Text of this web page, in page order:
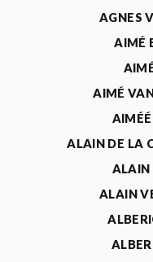
AGNES
AIMÉ
AIMÉ
ALAIN DE LA
ALAIN
ALAIN